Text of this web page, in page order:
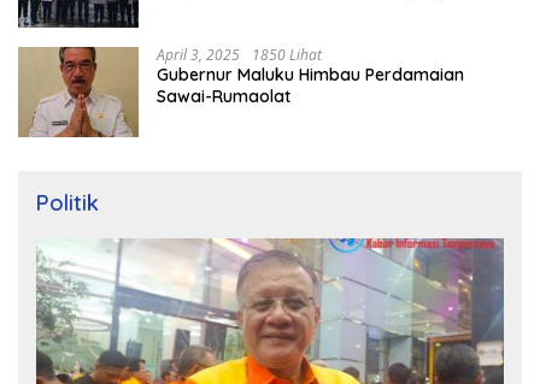
April 3, 2025 1850 Lihat
Gubernur Maluku Himbau Perdamaian
Sawai-Rumaolat
Politik